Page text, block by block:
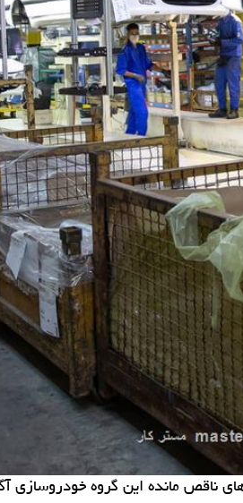
ناقص مانده این گروه خودروسازی